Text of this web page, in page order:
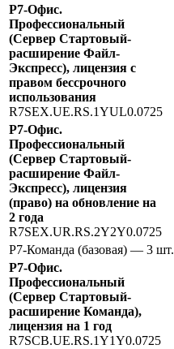
Р7-Офис.
Профессиональный
(Сервер Стартовый-
расширение Файл-
Экспресс), лицензия с
правом бессрочного
использования
R7SEX.UE.RS.1YUL0.0725
Р7-Офис.
Профессиональный
(Сервер Стартовый-
расширение Файл-
Экспресс), лицензия
(право) на обновление на
2 года
R7SEX.UR.RS.2Y2Y0.0725
Р7-Команда (базовая) — 3 шт.
Р7-Офис.
Профессиональный
(Сервер Стартовый-
расширение Команда),
лицензия на 1 год
R7SCB.UE.RS.1Y1Y0.0725